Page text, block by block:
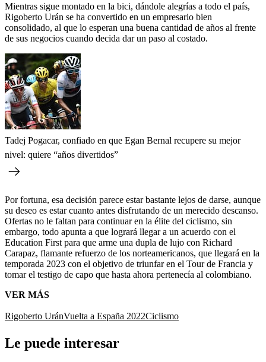
Mientras sigue montado en la bici, dándole alegrías a todo el país,
Rigoberto Urán se ha convertido en un empresario bien
consolidado, al que lo esperan una buena cantidad de años al frente
de sus negocios cuando decida dar un paso al costado.
Tadej Pogacar, confiado en que Egan Bernal recupere su mejor
nivel: quiere “años divertidos”
Por fortuna, esa decisión parece estar bastante lejos de darse, aunque
su deseo es estar cuanto antes disfrutando de un merecido descanso.
Ofertas no le faltan para continuar en la élite del ciclismo, sin
embargo, todo apunta a que logrará llegar a un acuerdo con el
Education First para que arme una dupla de lujo con Richard
Carapaz, flamante refuerzo de los norteamericanos, que llegará en la
temporada 2023 con el objetivo de triunfar en el Tour de Francia y
tomar el testigo de capo que hasta ahora pertenecía al colombiano.
VER MÁS
Rigoberto UránVuelta a España 2022Ciclismo
Le puede interesar